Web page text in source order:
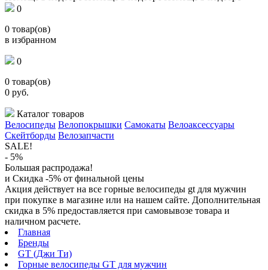
0
0 товар(ов)
в избранном
0
0 товар(ов)
0 руб.
Каталог товаров
Велосипеды Велопокрышки Самокаты Велоаксессуары
Скейтборды Велозапчасти
SALE!
- 5%
Большая распродажа!
и Скидка -5% от финальной цены
Акция действует на все горные велосипеды gt для мужчин
при покупке в магазине или на нашем сайте. Дополнительная
скидка в 5% предоставляется при самовывозе товара и
наличном расчете.
Главная
Бренды
GT (Джи Ти)
Горные велосипеды GT для мужчин